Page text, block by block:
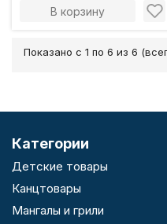
В корзину
Показано с 1 по 6 из 6
Категории
Детские товары
Канцтовары
Мангалы и грили